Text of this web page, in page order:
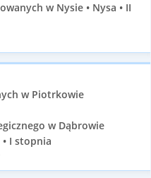
w Nysie • Nysa • II
w Piotrkowie
w Dąbrowie
I stopnia